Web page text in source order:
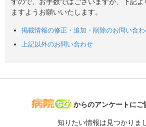
ますようお願いいたします。
掲載情報の修正・追加・削除のお問い合
上記以外のお問い合わせ
病院なび
からのアンケートにご
知りたい情報は見つかりま